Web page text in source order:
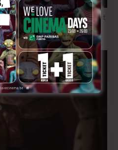
komt naar Venetië met